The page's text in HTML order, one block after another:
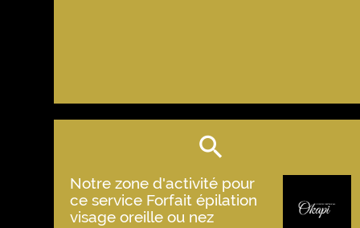
Notre zone d'activité pour
ce service Forfait épilation
visage oreille ou nez